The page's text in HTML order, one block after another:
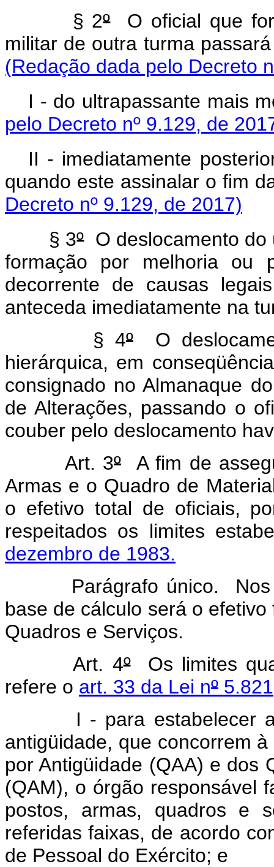
§ 2ºO oficial que for
militar de outra turma
(Redação dada pelo Decreto
I - do
pelo Decreto nº 9.129, de
II - imediatamente
quando este
Decreto nº 9.129, de 2017)
§ 3ºO deslocamento do
formação por melhoria ou
decorrente de causas
anteceda imediatamente na
§ 4º O
hierárquica, em
consignado no Almanaque
de Alterações, passando o
couber pelo deslocamento
Art. 3º A fim de
Armas e o Quadro de
o efetivo total de oficiais,
respeitados os limites
dezembro de 1983.
Parágrafo único.
base de cálculo será o
Quadros e Serviços.
Art. 4ºOs limites
refere o art. 33 da Lei nº
I - para estabelecer
antigüidade, que concorrem
por Antigüidade (QAA) e dos
(QAM), o órgão responsável
postos, armas, quadros e
referidas faixas, de acordo
de Pessoal do Exército; e